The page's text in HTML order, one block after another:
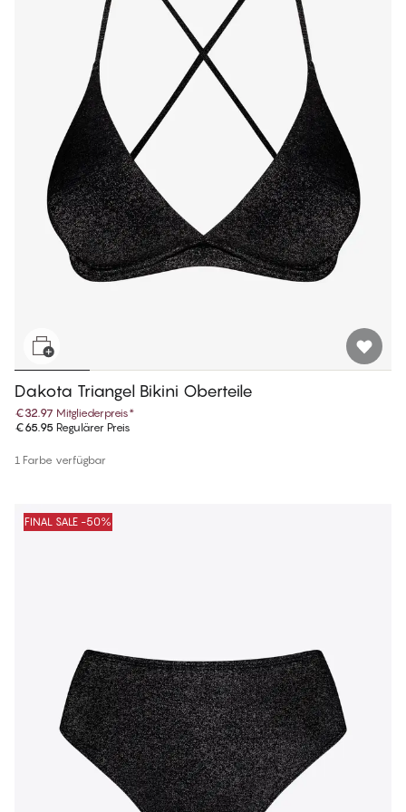
Dakota Triangel Bikini Oberteile
€32.97 Mitgliederpreis*
€65.95 Regulärer Preis
1 Farbe verfügbar
FINAL SALE -50%